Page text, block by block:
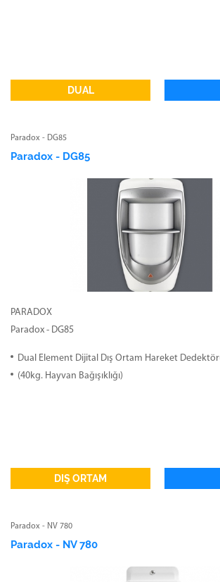
DUAL
Paradox - DG85
Paradox - DG85
PARADOX
Paradox - DG85
Dual Element Dijital Dış Ortam Hareket
(40kg. Hayvan Bağışıklığı)
DIŞ ORTAM
Paradox - NV 780
Paradox - NV 780